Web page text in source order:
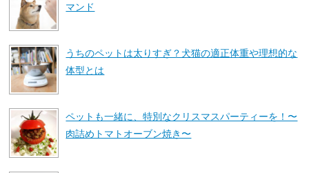
マンド
うちのペットは太りすぎ？犬猫の適正体重や理想的な
体型とは
ペットも一緒に、特別なクリスマスパーティーを！〜
肉詰めトマトオーブン焼き〜